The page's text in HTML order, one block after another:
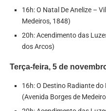
16h: O Natal De Anelize –
Medeiros, 1848)
20h: Acendimento das
dos Arcos)
Terça-feira, 5 de
16h: O Destino Radiante
(Avenida Borges de